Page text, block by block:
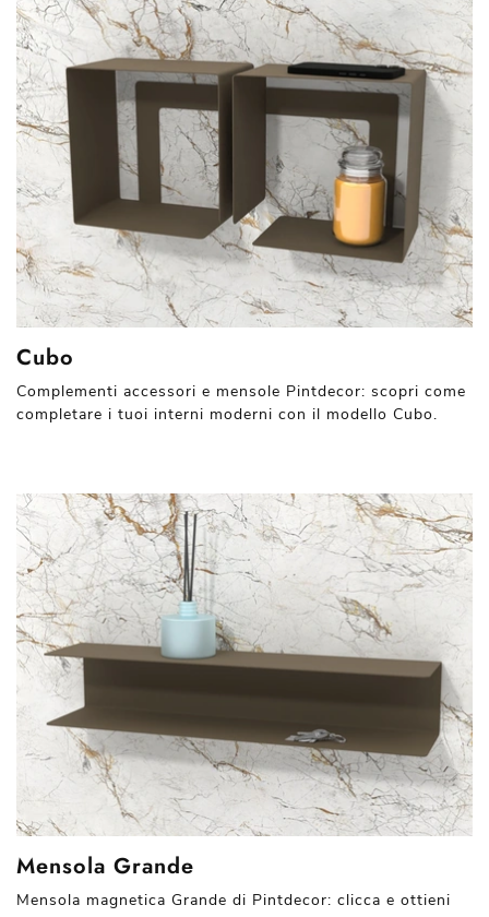
Cubo
Complementi accessori e mensole Pintdecor: scopri come
completare i tuoi interni moderni con il modello Cubo.
Mensola Grande
Mensola magnetica Grande di Pintdecor: clicca e ottieni